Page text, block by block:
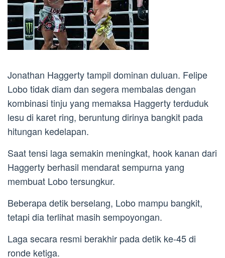
Jonathan Haggerty tampil dominan duluan. Felipe
Lobo tidak diam dan segera membalas dengan
kombinasi tinju yang memaksa Haggerty terduduk
lesu di karet ring, beruntung dirinya bangkit pada
hitungan kedelapan.
Saat tensi laga semakin meningkat, hook kanan dari
Haggerty berhasil mendarat sempurna yang
membuat Lobo tersungkur.
Beberapa detik berselang, Lobo mampu bangkit,
tetapi dia terlihat masih sempoyongan.
Laga secara resmi berakhir pada detik ke-45 di
ronde ketiga.